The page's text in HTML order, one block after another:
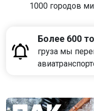
1000 городов
Более 600
груза мы